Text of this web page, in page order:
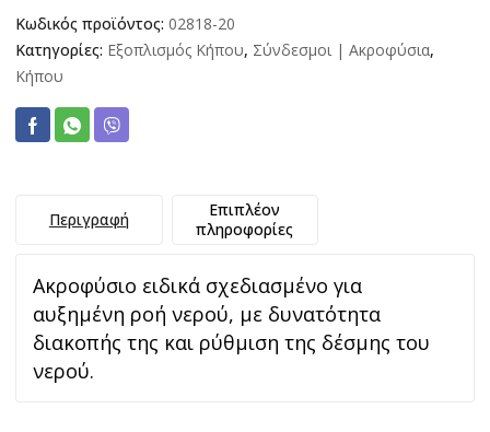
Κωδικός προϊόντος: 02818-20
Κατηγορίες: Εξοπλισμός Κήπου, Σύνδεσμοι | Ακροφύσια,
Κήπου
Περιγραφή
Επιπλέον
πληροφορίες
Ακροφύσιο ειδικά σχεδιασμένο για
αυξημένη ροή νερού, με δυνατότητα
διακοπής της και ρύθμιση της δέσμης του
νερού.